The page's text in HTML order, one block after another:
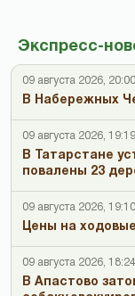
Экспресс-
09 августа 2026, 20:00
В Набережных
09 августа 2026, 19:19
В Татарстане
повалены 23
09 августа 2026, 19:10
Цены на
09 августа 2026, 18:24
В Апастово